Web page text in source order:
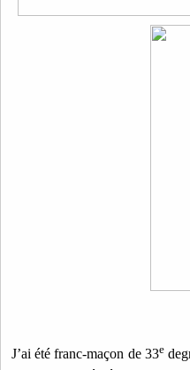
J’ai été franc-maçon de 33e